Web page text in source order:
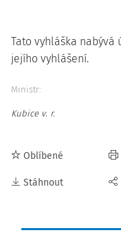
Tato vyhláška
jejího vyhlášení.
Ministr:
Kubice v. r.
Oblíbené
Stáhnout